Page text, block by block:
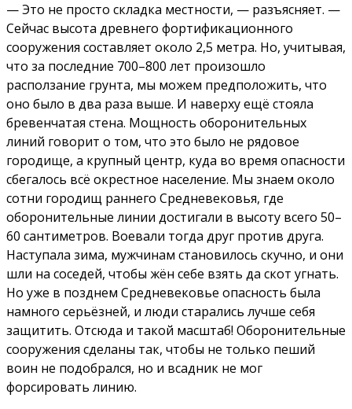
— Это не просто складка местности, — разъясняет. —
Сейчас высота древнего фортификационного
сооружения составляет около 2,5 метра. Но, учитывая,
что за последние 700–800 лет произошло
расползание грунта, мы можем предположить, что
оно было в два раза выше. И наверху ещё стояла
бревенчатая стена. Мощность оборонительных
линий говорит о том, что это было не рядовое
городище, а крупный центр, куда во время опасности
сбегалось всё окрестное население. Мы знаем около
сотни городищ раннего Средневековья, где
оборонительные линии достигали в высоту всего 50–
60 сантиметров. Воевали тогда друг против друга.
Наступала зима, мужчинам становилось скучно, и они
шли на соседей, чтобы жён себе взять да скот угнать.
Но уже в позднем Средневековье опасность была
намного серьёзней, и люди старались лучше себя
защитить. Отсюда и такой масштаб! Оборонительные
сооружения сделаны так, чтобы не только пеший
воин не подобрался, но и всадник не мог
форсировать линию.